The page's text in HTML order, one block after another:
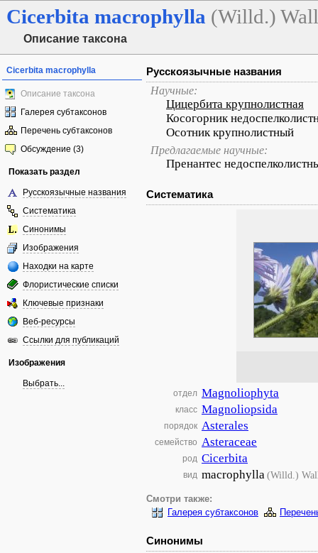
Cicerbita macrophylla (Willd.)
Описание таксона
Cicerbita macrophylla
Описание таксона
Галерея субтаксонов
Перечень субтаксонов
Обсуждение (3)
Показать раздел
Русскоязычные названия
Систематика
Синонимы
Изображения
Находки на карте
Флористические списки
Ключевые признаки
Веб-ресурсы
Ссылки для публикаций
Изображения
Выбрать...
Русскоязычные названия
Научные:
Цицербита крупнолистная
Косогорник
Осотник крупнолистный
Предлагаемые научные:
Пренантес
Систематика
отдел Magnoliophyta
класс Magnoliopsida
порядок Asterales
семейство Asteraceae
род Cicerbita
вид macrophylla(Willd.)
Смотри также:
Галерея субтаксонов
Синонимы